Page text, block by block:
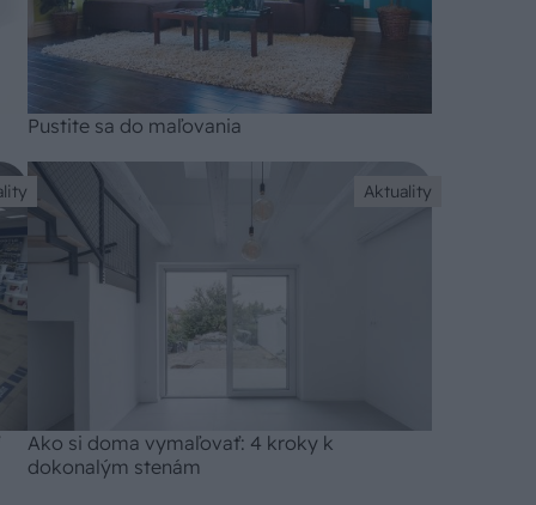
Pustite sa do maľovania
Aktuality
Ako si doma vymaľovať: 4 kroky k
dokonalým stenám